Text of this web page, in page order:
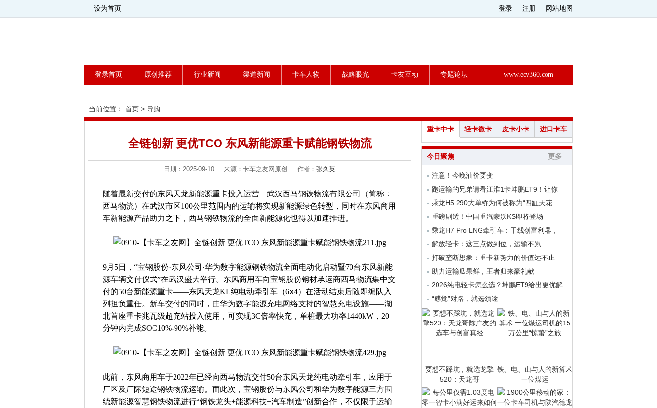
设为首页 登录 注册 网站地图
登录首页 原创推荐 行业新闻 渠道新闻 卡车人物 战略眼光 卡友互动 专题论坛 www.ecv360.com
当前位置： 首页 > 导购
全链创新 更优TCO 东风新能源重卡赋能钢铁物流
日期：2025-09-10 来源：卡车之友网原创 作者： 张久英
随着最新交付的东风天龙新能源重卡投入运营，武汉西马钢铁物流有限公司（简称：
西马物流）在武汉市区100公里范围内的运输将实现新能源绿色转型，同时在东风商用
车新能源产品助力之下，西马钢铁物流的全面新能源化也得以加速推进。
9月5日，“宝钢股份·东风公司·华为数字能源钢铁物流全面电动化启动暨70台东风新能
源车辆交付仪式”在武汉盛大举行。东风商用车向宝钢股份钢材承运商西马物流集中交
付的50台新能源重卡——东风天龙KL纯电动牵引车（6ⅹ4）在活动结束后随即编队入
列担负重任。新车交付的同时，由华为数字能源充电网络支持的智慧充电设施——湖
北首座重卡兆瓦级超充站投入使用，可实现3C倍率快充，单桩最大功率1440kW，20
分钟内完成SOC10%-90%补能。
此前，东风商用车于2022年已经向西马物流交付50台东风天龙纯电动牵引车，应用于
厂区及厂际短途钢铁物流运输。而此次，宝钢股份与东风公司和华为数字能源三方围
绕新能源智慧钢铁物流进行“钢铁龙头+能源科技+汽车制造”创新合作，不仅限于运输
重卡中卡 轻卡微卡 皮卡小卡 进口卡车
今日聚焦 更多
注意！今晚油价要变
跑运输的兄弟请看江淮1卡坤鹏ET9！让你
乘龙H5 290大单桥为何被称为“四缸天花
重磅剧透！中国重汽豪沃KS即将登场
乘龙H7 Pro LNG牵引车：干线创富利器，
解放轻卡：这三点做到位，运输不累
打破垄断想象：重卡新势力的价值远不止
助力运输瓜果鲜，王者归来豪礼献
2026纯电轻卡怎么选？坤鹏ET9给出更优解
“感觉”对路，就选领途
要想不踩坑，就选龙擎
520：天龙哥
铁、电、山与人的新算术
一位煤运